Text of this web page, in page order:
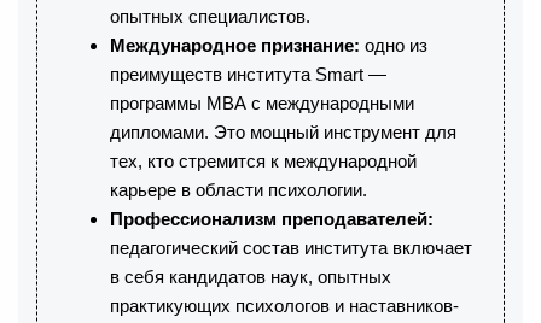
опытных специалистов.
Международное признание: одно из
преимуществ института Smart —
программы МВА с международными
дипломами. Это мощный инструмент для
тех, кто стремится к международной
карьере в области психологии.
Профессионализм преподавателей:
педагогический состав института включает
в себя кандидатов наук, опытных
практикующих психологов и наставников-